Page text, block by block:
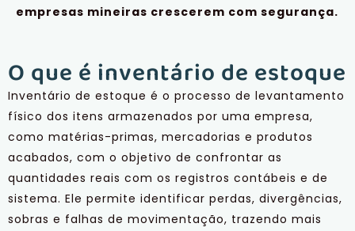
empresas mineiras crescerem com segurança.
O que é inventário de estoque
Inventário de estoque é o processo de levantamento
físico dos itens armazenados por uma empresa,
como matérias-primas, mercadorias e produtos
acabados, com o objetivo de confrontar as
quantidades reais com os registros contábeis e de
sistema. Ele permite identificar perdas, divergências,
sobras e falhas de movimentação, trazendo mais